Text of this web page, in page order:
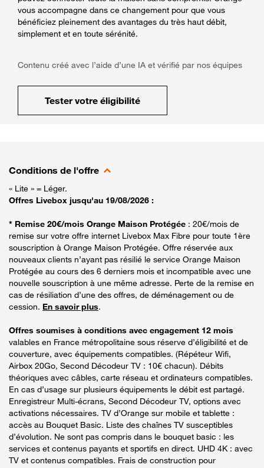
vous accompagne dans ce changement pour que vous
bénéficiez pleinement des avantages du très haut débit,
simplement et en toute sérénité.
Contenu créé avec l’aide d’une IA et vérifié par nos équipes
Tester votre éligibilité
Conditions de l'offre
« Lite » = Léger.
Offres Livebox jusqu'au 19/08/2026 :
* Remise 20€/mois Orange Maison Protégée : 20€/mois de
remise sur votre offre internet Livebox Max Fibre pour toute 1ère
souscription à Orange Maison Protégée. Offre réservée aux
nouveaux clients n’ayant pas résilié le service Orange Maison
Protégée au cours des 6 derniers mois et incompatible avec une
nouvelle souscription à une même adresse. Perte de la remise en
cas de résiliation d’une des offres, de déménagement ou de
cession. En savoir plus.
Offres soumises à conditions avec engagement 12 mois
valables en France métropolitaine sous réserve d’éligibilité et de
couverture, avec équipements compatibles. (Répéteur Wifi,
Airbox 20Go, Second Décodeur TV : 10€ chacun). Débits
théoriques avec câbles, carte réseau et ordinateurs compatibles.
En cas d’usage sur plusieurs équipements le débit est partagé.
Enregistreur Multi-écrans, Second Décodeur TV, options avec
activations nécessaires. TV d’Orange sur mobile et tablette :
accès au Bouquet Basic. Liste des chaînes TV susceptibles
d’évolution. Ne sont pas compris dans le bouquet basic : les
services et contenus payants et sportifs en direct. UHD 4K : avec
TV et contenus compatibles. Frais de construction pour